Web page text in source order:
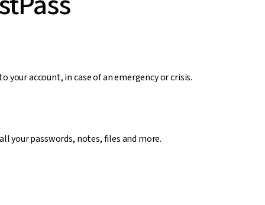
your account, in case of an emergency or crisis.
your passwords, notes, files and more.